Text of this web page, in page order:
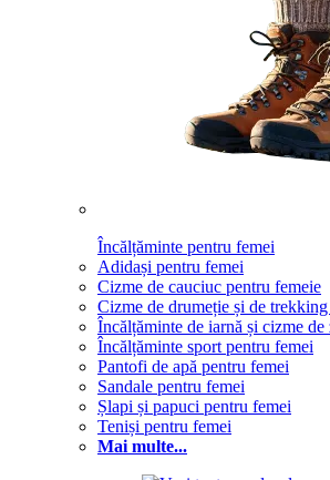
Încălțăminte pentru femei
Adidași pentru femei
Cizme de cauciuc pentru femeie
Cizme de drumeție și de
Încălțăminte de iarnă și cizme de
Încălțăminte sport pentru femei
Pantofi de apă pentru femei
Sandale pentru femei
Șlapi și papuci pentru femei
Teniși pentru femei
Mai multe...